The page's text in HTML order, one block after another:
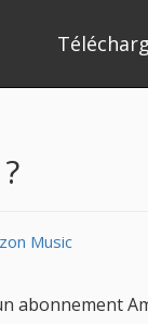
Music
abonnement